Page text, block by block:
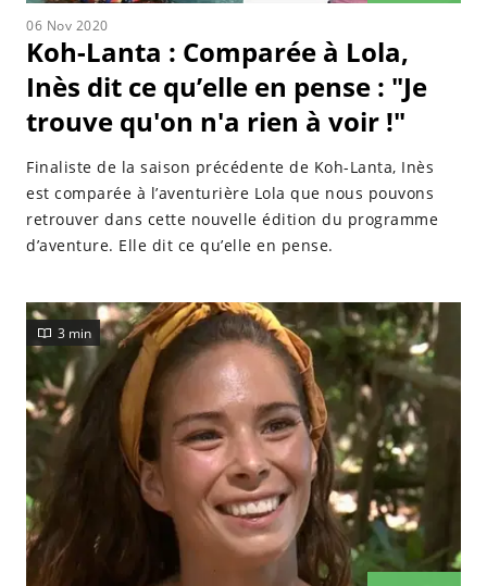
06 Nov 2020
Koh-Lanta : Comparée à Lola,
Inès dit ce qu’elle en pense : "Je
trouve qu'on n'a rien à voir !"
Finaliste de la saison précédente de Koh-Lanta, Inès
est comparée à l’aventurière Lola que nous pouvons
retrouver dans cette nouvelle édition du programme
d’aventure. Elle dit ce qu’elle en pense.
3 min